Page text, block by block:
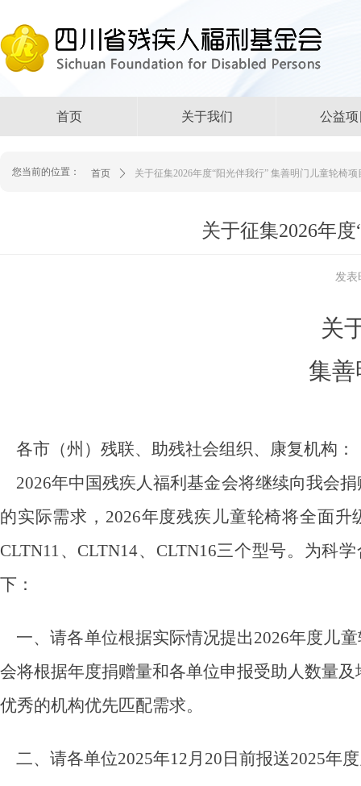
首页 关于我们 公益项
您当前的位置： 首页 ꄲ 关于征集2026年度“阳光伴我行” 集善明门儿童轮椅
发表
关于征集2026年
关
集善
各市（州）残联、助残社会组织、康复机构：
2026年中国残疾人福利基金会将继续向我会
的实际需求， 2026年度残疾儿童轮椅将全面
CLTN11、CLTN14、CLTN16三个型号。为科
下：
一、请各单位根据实际情况提出2026年度儿
会将根据年度捐赠量和各单位申报受助人数量
优秀的机构优先匹配需求。
二、 请各单位2025年12月20 日前报送2025年